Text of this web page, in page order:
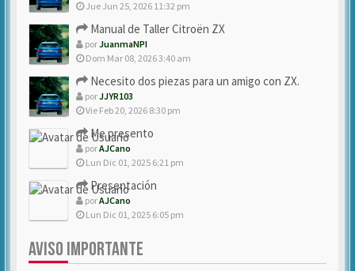
Jue Jun 25, 2026 11:32 pm
Manual de Taller Citroën ZX
porJuanmaNPI
Dom Mar 08, 2026 3:40 am
Necesito dos piezas para un amigo con ZX.
porJJYR103
Vie Feb 20, 2026 8:30 pm
Me presento
porAJCano
Lun Dic 01, 2025 6:21 pm
Presentación
porAJCano
Lun Dic 01, 2025 6:05 pm
AVISO IMPORTANTE